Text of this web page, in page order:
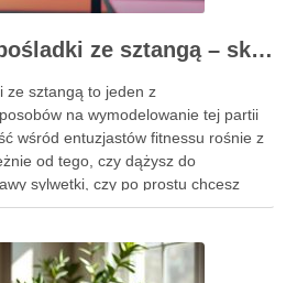
Ćwiczenia na pośladki ze sztangą – skuteczne metody i techniki treningowe
ze sztangą to jeden z
na wymodelowanie tej partii
wśród entuzjastów fitnessu rośnie z
od tego, czy dążysz do
sylwetki, czy po prostu chcesz
ciele, odpowiednio dobrane